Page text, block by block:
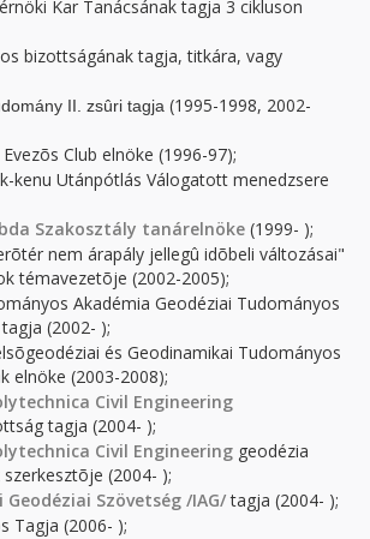
Kar Tanácsának tagja 3 cikluson
bizottságának tagja, titkára, vagy
II. zsûri tagja (1995-1998, 2002-
Club elnöke (1996-97);
kenu Utánpótlás Válogatott menedzsere
Szakosztály tanárelnöke (1999- );
nem árapály jellegû idõbeli változásai"
témavezetõje (2002-2005);
Akadémia Geodéziai Tudományos
(2002- );
és Geodinamikai Tudományos
elnöke (2003-2008);
Civil Engineering
tagja (2004- );
Civil Engineering geodézia
(2004- );
Szövetség /IAG/tagja (2004- );
Tagja (2006- );